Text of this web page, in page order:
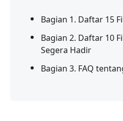
Bagian 1. Daftar 15
Bagian 2. Daftar 10
Segera Hadir
Bagian 3. FAQ